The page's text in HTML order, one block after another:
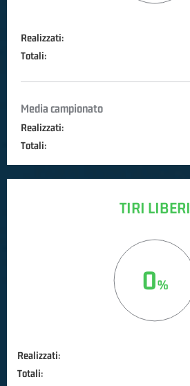
Realizzati:
Totali:
Media campionato
Realizzati:
Totali:
TIRI LIBERI
0
Realizzati:
Totali: